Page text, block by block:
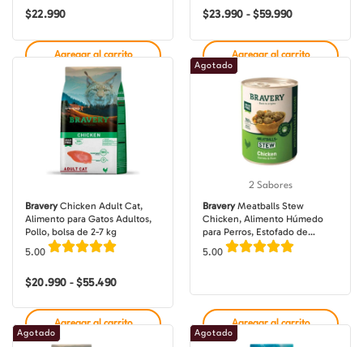
$22.990
Agregar al carrito
$23.990 - $59.990Rango
precios:
desde
$59.990
Agregar al carrito
BraveryChicken Adult Cat,
Alimento para Gatos Adultos,
Pollo, bolsa de 2-7 kg
5.00
$20.990 - $55.490Rango
precios:
desde
Agregar al carrito
2 Sabores
BraveryMeatballs Stew
Chicken, Alimento Húmedo
para Perros, Estofado de
Albóndigas de Pollo, lata 415 gr
5.00
Agotado
Agregar al carrito
Agotado Agotado